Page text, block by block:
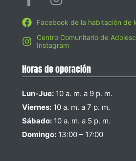
Facebook de la habitación de
Centro Comunitario de
Instagram
Horas de operación
Lun-Jue: 10 a. m. a 9 p. m.
Viernes: 10 a. m. a 7 p. m.
Sábado: 10 a. m. a 5 p. m.
Domingo: 13:00 – 17:00